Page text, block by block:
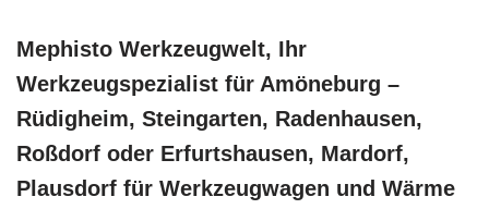
Mephisto Werkzeugwelt, Ihr
Werkzeugspezialist für Amöneburg –
Rüdigheim, Steingarten, Radenhausen,
Roßdorf oder Erfurtshausen, Mardorf,
Plausdorf für Werkzeugwagen und Wärme